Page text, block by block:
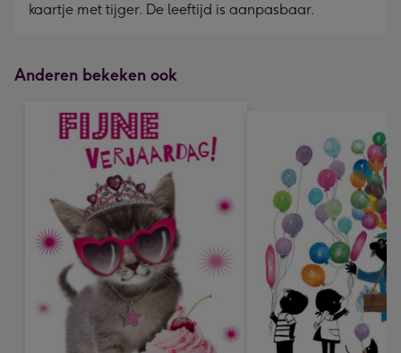
kaartje met tijger. De leeftijd is aanpasbaar.
Anderen bekeken ook